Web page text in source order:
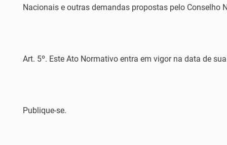
Nacionais e outras demandas propostas pelo Conselho
Art. 5º. Este Ato Normativo entra em vigor na data de
Publique-se.